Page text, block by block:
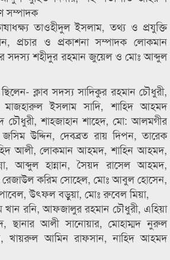
সম্পাদক
তাওহীদুল ইসলাম, তথ্য ও প্রযুক্তি
প্রচার ও প্রকাশনা সম্পাদক লোকমান
সদস্য শহীদুর রহমান জুয়েল ও মোঃ আব্দুল
ক্লাব সদস্য সাদিকুর রহমান চৌধুরী,
মাজহারুল ইসলাম সাদি, শাহিদ আহমদ
চৌধুরী, শাহজাহান শাহেদ, মো: আলমগীর
উদ্দিন, দেবব্রত রায় দিপন, তারেক
আলী, লোকমান আহমদ, শাহিন আহমদ,
আব্দুল হান্নান, সৈয়দ রাসেল আহমদ,
করিম সোহেল, মোঃ আবুল হোসেন,
উৎফল বড়ুয়া, মোঃ রুবেল মিয়া,
খান রনি, আফজালুর রহমান চৌধুরী, এহিয়া
আলী সানোয়ার, মোহাম্মদ নুরুল
খায়রুল আমিন রাফসান, নাহিদ আহমদ